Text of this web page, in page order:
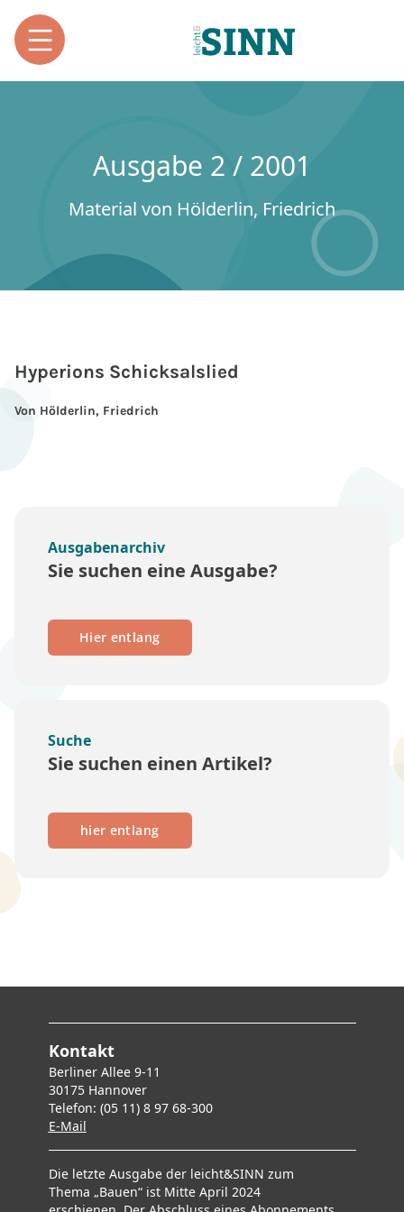
Ausgabe 2 / 2001
Material von Hölderlin, Friedrich
Hyperions Schicksalslied
Von Hölderlin, Friedrich
Ausgabenarchiv
Sie suchen eine Ausgabe?
Hier entlang
Suche
Sie suchen einen Artikel?
hier entlang
Kontakt
Berliner Allee 9-11
30175 Hannover
Telefon: (05 11) 8 97 68-300
E-Mail
Die letzte Ausgabe der leicht&SINN zum
Thema „Bauen“ ist Mitte April 2024